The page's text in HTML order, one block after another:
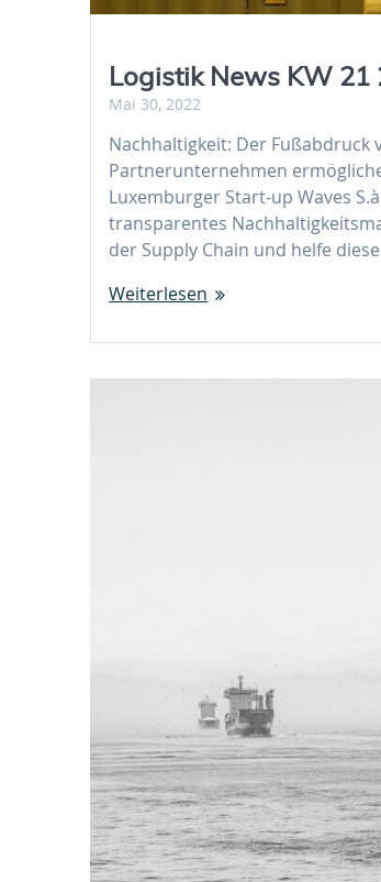
Logistik News KW 21
Mai 30, 2022
Nachhaltigkeit: Der Fußabdruck
Partnerunternehmen
Luxemburger Start-up Waves
transparentes
der Supply Chain und helfe
Weiterlesen